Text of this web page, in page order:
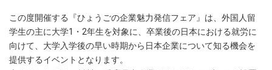
この度開催する『ひょうごの企業魅力発信フェア』は、外国人留
学生の主に大学1・2年生を対象に、卒業後の日本における就労に
向けて、大学入学後の早い時期から日本企業について知る機会を
提供するイベントとなります。